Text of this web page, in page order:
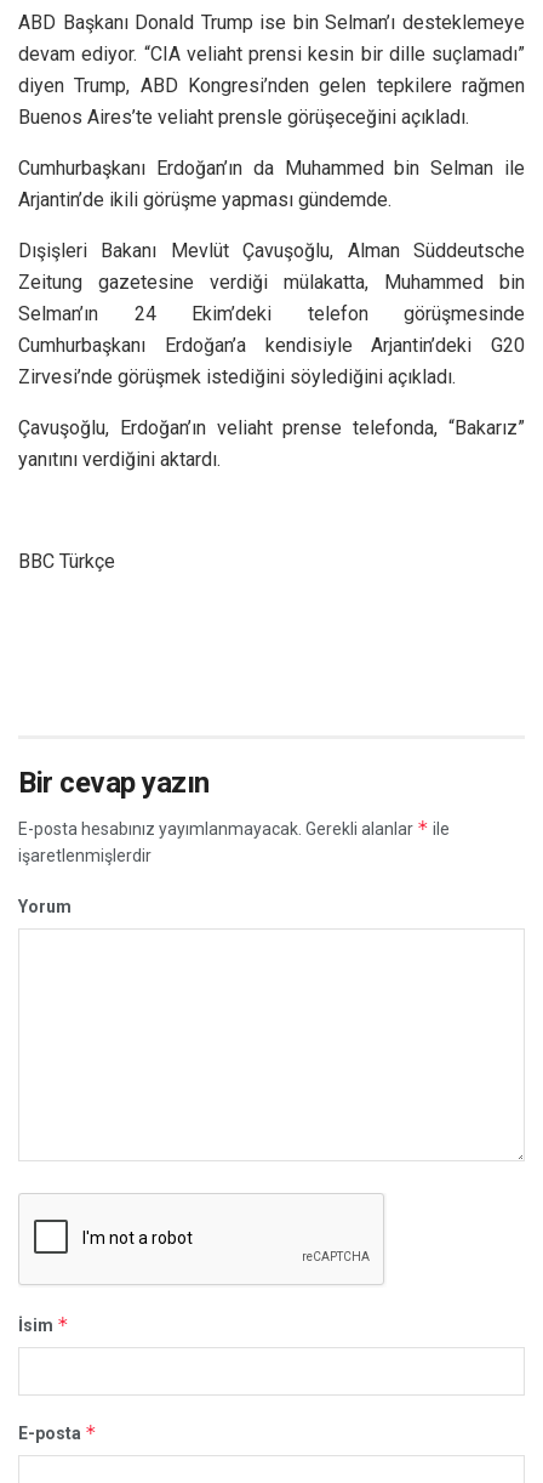
ABD Başkanı Donald Trump ise bin Selman’ı desteklemeye
devam ediyor. “CIA veliaht prensi kesin bir dille suçlamadı”
diyen Trump, ABD Kongresi’nden gelen tepkilere rağmen
Buenos Aires’te veliaht prensle görüşeceğini açıkladı.
Cumhurbaşkanı Erdoğan’ın da Muhammed bin Selman ile
Arjantin’de ikili görüşme yapması gündemde.
Dışişleri Bakanı Mevlüt Çavuşoğlu, Alman Süddeutsche
Zeitung gazetesine verdiği mülakatta, Muhammed bin
Selman’ın 24 Ekim’deki telefon görüşmesinde
Cumhurbaşkanı Erdoğan’a kendisiyle Arjantin’deki G20
Zirvesi’nde görüşmek istediğini söylediğini açıkladı.
Çavuşoğlu, Erdoğan’ın veliaht prense telefonda, “Bakarız”
yanıtını verdiğini aktardı.
BBC Türkçe
Bir cevap yazın
E-posta hesabınız yayımlanmayacak. Gerekli alanlar * ile
işaretlenmişlerdir
Yorum
İsim *
E-posta *